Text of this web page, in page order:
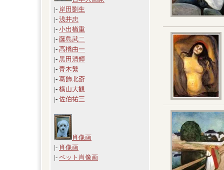
|- 岸田劉生
|- 浅井忠
|- 小出楢重
|- 藤島武二
|- 高橋由一
|- 黒田清輝
|- 青木繁
|- 葛飾北斎
|- 横山大観
|- 佐伯祐三
肖像画
|- 肖像画
|- ペット肖像画